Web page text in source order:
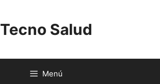
Tecno Salud
Menú